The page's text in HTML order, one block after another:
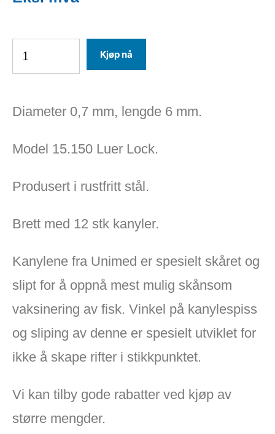
Kjøp nå
Diameter 0,7 mm, lengde 6 mm.
Model 15.150 Luer Lock.
Produsert i rustfritt stål.
Brett med 12 stk kanyler.
Kanylene fra Unimed er spesielt skåret og
slipt for å oppnå mest mulig skånsom
vaksinering av fisk. Vinkel på kanylespiss
og sliping av denne er spesielt utviklet for
ikke å skape rifter i stikkpunktet.
Vi kan tilby gode rabatter ved kjøp av
større mengder.